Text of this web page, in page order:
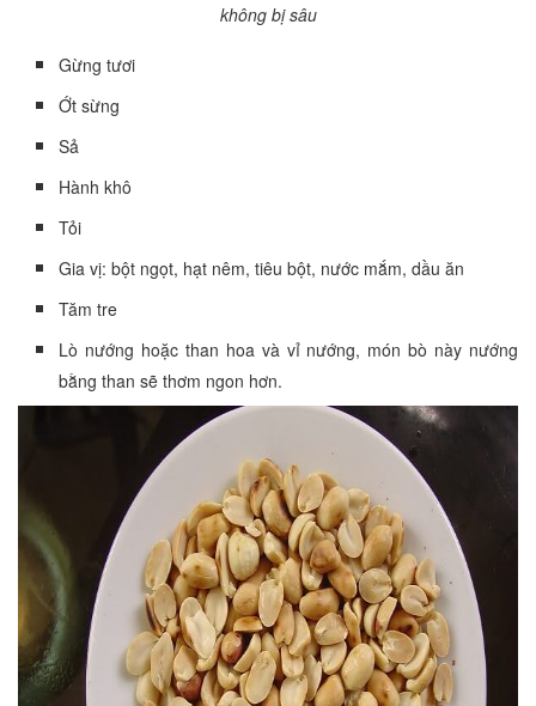
không bị sâu
Gừng tươi
Ớt sừng
Sả
Hành khô
Tỏi
Gia vị: bột ngọt, hạt nêm, tiêu bột, nước mắm, dầu ăn
Tăm tre
Lò nướng hoặc than hoa và vỉ nướng, món bò này nướng
bằng than sẽ thơm ngon hơn.